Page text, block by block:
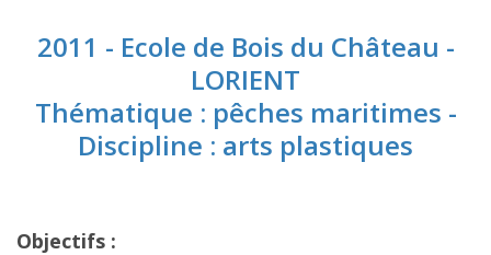
2011 - Ecole de Bois du Château -
LORIENT
Thématique : pêches maritimes -
Discipline : arts plastiques
Objectifs :